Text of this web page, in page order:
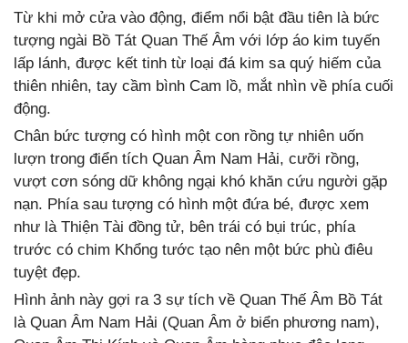
Từ khi mở cửa vào động, điểm nổi bật đầu tiên là bức
tượng ngài Bồ Tát Quan Thế Âm với lớp áo kim tuyến
lấp lánh, được kết tinh từ loại đá kim sa quý hiếm của
thiên nhiên, tay cầm bình Cam lồ, mắt nhìn về phía cuối
động.
Chân bức tượng có hình một con rồng tự nhiên uốn
lượn trong điển tích Quan Âm Nam Hải, cưỡi rồng,
vượt cơn sóng dữ không ngại khó khăn cứu người gặp
nạn. Phía sau tượng có hình một đứa bé, được xem
như là Thiện Tài đồng tử, bên trái có bụi trúc, phía
trước có chim Khổng tước tạo nên một bức phù điêu
tuyệt đẹp.
Hình ảnh này gợi ra 3 sự tích về Quan Thế Âm Bồ Tát
là Quan Âm Nam Hải (Quan Âm ở biển phương nam),